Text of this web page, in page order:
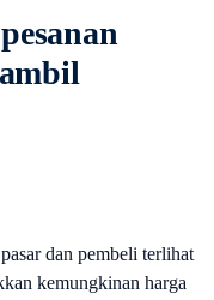
dan pembeli terlihat
kemungkinan harga